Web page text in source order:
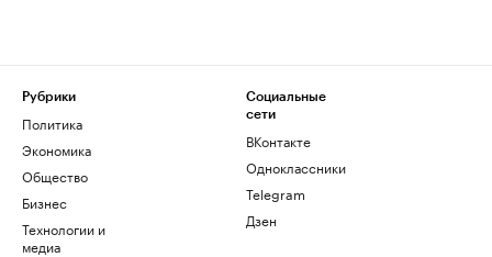
Рубрики
Политика
Экономика
Общество
Бизнес
Технологии и
медиа
Социальные
сети
ВКонтакте
Одноклассники
Telegram
Дзен